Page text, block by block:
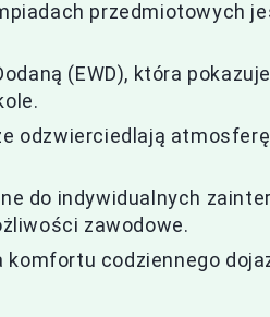
przedmiotowych
(EWD), która
odzwierciedlają
do indywidualnych
zawodowe.
codziennego